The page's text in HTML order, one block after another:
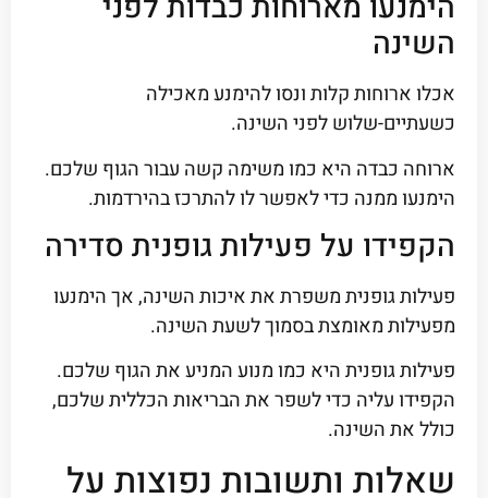
השינה
אכלו ארוחות קלות ונסו להימנע מאכילה
כשעתיים-שלוש לפני השינה.
ארוחה כבדה היא כמו משימה קשה עבור הגוף שלכם.
הימנעו ממנה כדי לאפשר לו להתרכז בהירדמות.
הקפידו על פעילות גופנית סדירה
פעילות גופנית משפרת את איכות השינה, אך הימנעו
מפעילות מאומצת בסמוך לשעת השינה.
פעילות גופנית היא כמו מנוע המניע את הגוף שלכם.
הקפידו עליה כדי לשפר את הבריאות הכללית שלכם,
כולל את השינה.
שאלות ותשובות נפוצות על